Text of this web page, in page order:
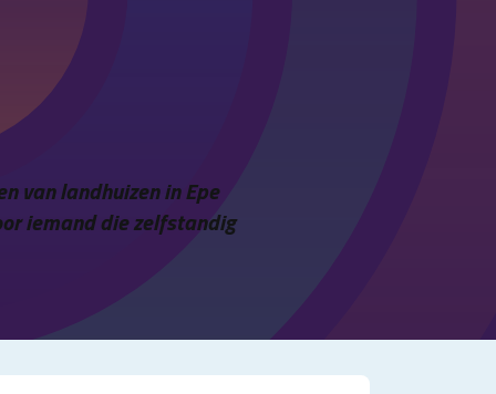
van landhuizen in Epe
iemand die zelfstandig